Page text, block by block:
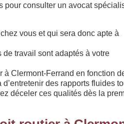
pour consulter un avocat
vous et qui sera donc apte à
travail sont adaptés à votre
à Clermont-Ferrand en fonction
des rapports fluides
déceler ces qualités dès la